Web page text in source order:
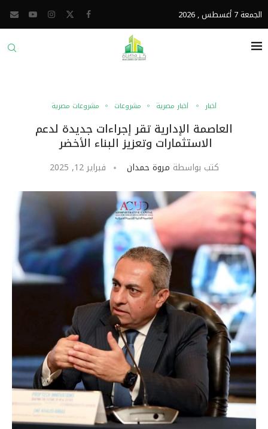
الجمعة 7 أغسطس , 2026
أخبار أخبار مصرية مشروعات مشروعات مصرية
العاصمة الإدارية تقر إجراءات جديدة لدعم
الاستثمارات وتعزيز البناء الأخضر
كتب بواسطة مروة حمدان فبراير 12, 2025